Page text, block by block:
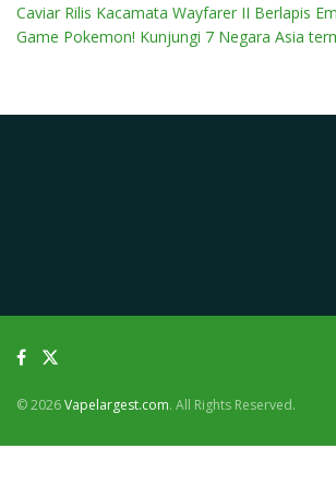
Caviar Rilis Kacamata Wayfarer II Berlapis
Game Pokemon! Kunjungi 7 Negara Asia
© 2026Vapelargest.com. All Rights Reserved.